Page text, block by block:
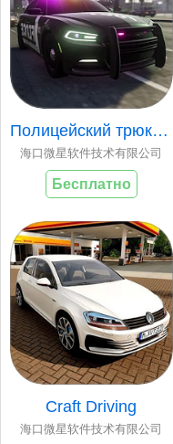
Полицейский трюк и..
海口微星软件技术有限公司
Бесплатно
Craft Driving
海口微星软件技术有限公司